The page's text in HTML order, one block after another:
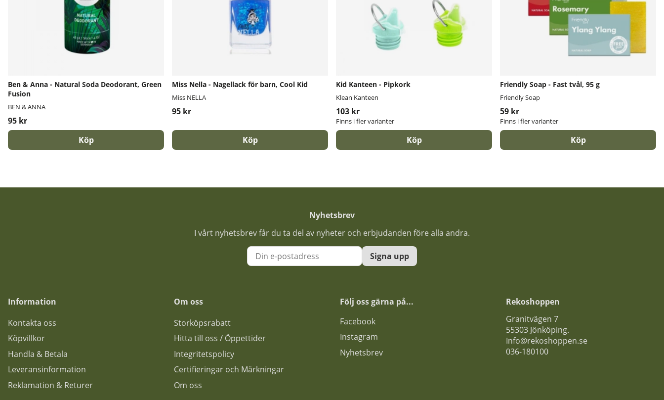
Ben & Anna - Natural Soda Deodorant, Green
Fusion
BEN & ANNA
95 kr
Köp
Miss Nella - Nagellack för barn, Cool Kid
Miss NELLA
95 kr
Köp
Kid Kanteen - Pipkork
Klean Kanteen
103 kr
Finns i fler varianter
Köp
Friendly Soap - Fast tvål, 95 g
Friendly Soap
59 kr
Finns i fler varianter
Köp
Nyhetsbrev
I vårt nyhetsbrev får du ta del av nyheter och erbjudanden före alla andra.
Signa upp
Information
Kontakta oss
Köpvillkor
Handla & Betala
Leveransinformation
Reklamation & Returer
Om oss
Storköpsrabatt
Hitta till oss / Öppettider
Integritetspolicy
Certifieringar och Märkningar
Om oss
Följ oss gärna på...
Facebook
Instagram
Nyhetsbrev
Rekoshoppen
Granitvägen 7
55303 Jönköping.
Info@rekoshoppen.se
036-180100